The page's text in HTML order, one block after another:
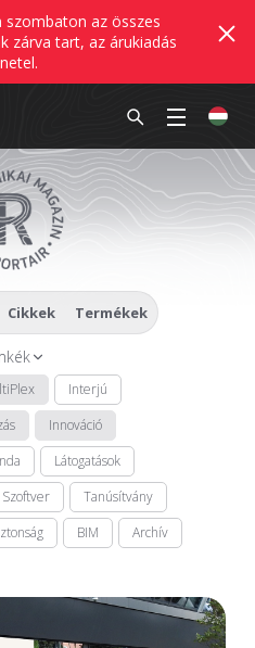
szombaton az összes
zárva tart, az árukiadás
Cikkek Termékek
Interjú
Innováció
Látogatások
Szoftver
Tanúsítvány
BIM Archív